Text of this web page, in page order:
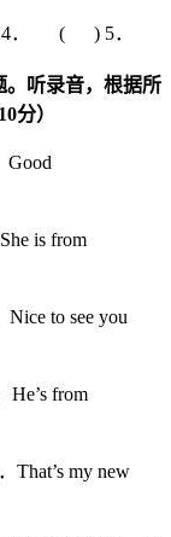
( ) 5．
。听录音，根据所
10分）
is from
to see you
from
my new